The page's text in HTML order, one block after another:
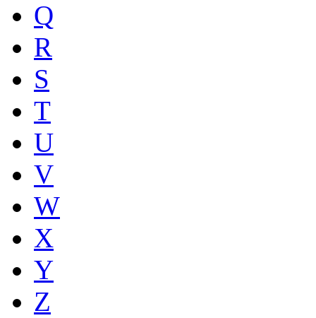
Q
R
S
T
U
V
W
X
Y
Z